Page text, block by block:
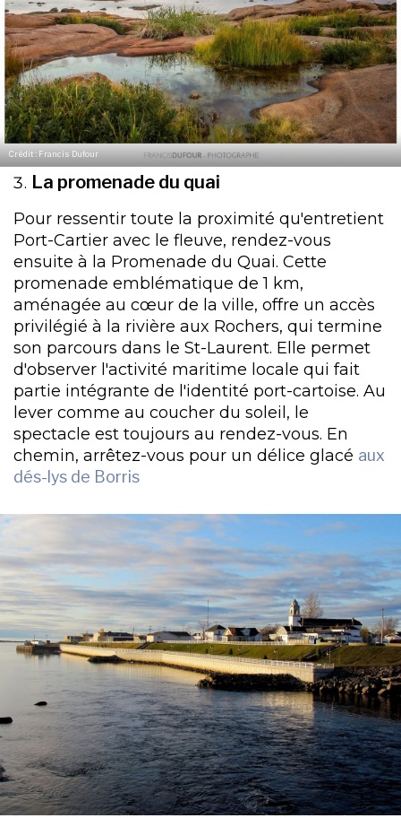
Crédit : Francis Dufour
La promenade du quai
Pour ressentir toute la proximité qu'entretient
Port-Cartier avec le fleuve, rendez-vous
ensuite à la Promenade du Quai. Cette
promenade emblématique de 1 km,
aménagée au cœur de la ville, offre un accès
privilégié à la rivière aux Rochers, qui termine
son parcours dans le St-Laurent. Elle permet
d'observer l'activité maritime locale qui fait
partie intégrante de l'identité port-cartoise. Au
lever comme au coucher du soleil, le
spectacle est toujours au rendez-vous. En
chemin, arrêtez-vous pour un délice glacé aux
dés-lys de Borris